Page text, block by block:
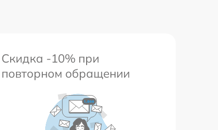
Скидка -10% при
повторном обращении